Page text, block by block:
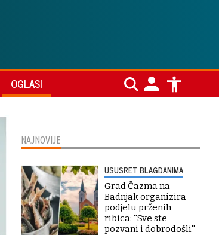
OGLASI
NAJNOVIJE
USUSRET BLAGDANIMA
Grad Čazma na
Badnjak organizira
podjelu prženih
ribica: ''Sve ste
pozvani i dobrodošli''